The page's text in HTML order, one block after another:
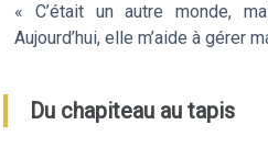
« C’était un autre monde,
Aujourd’hui, elle m’aide à gérer
Du chapiteau au tapis